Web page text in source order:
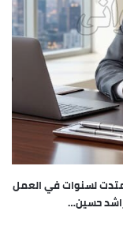
لسنوات في العمل
راشد حسين…